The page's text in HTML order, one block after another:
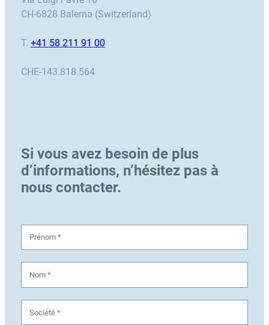
CH-6828 Balerna (Switzerland)
T. +41 58 211 91 00
CHE-143.818.564
Si vous avez besoin de plus
d’informations, n’hésitez pas à
nous contacter.